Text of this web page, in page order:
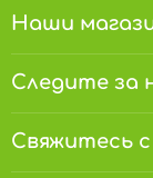
от прямого
воздуха не
присутствии
Наши
Следите за
Свяжитесь